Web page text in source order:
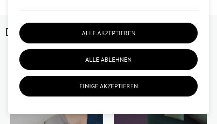
ALLE AKZEPTIEREN
ALLE ABLEHNEN
EINIGE AKZEPTIEREN
Das könnte dir auch gefallen
-10%